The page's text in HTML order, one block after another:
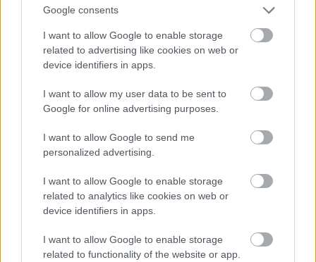
Google consents
I want to allow Google to enable storage
related to advertising like cookies on web or
device identifiers in apps.
I want to allow my user data to be sent to
Google for online advertising purposes.
I want to allow Google to send me
personalized advertising.
I want to allow Google to enable storage
related to analytics like cookies on web or
device identifiers in apps.
I want to allow Google to enable storage
related to functionality of the website or app.
duncis mugurā! Bagātā
Krievijas kaimiņvalsts
praktiski atteikusies no
Krievijas naftas
iepirkšanas
Atcelt Ziņot